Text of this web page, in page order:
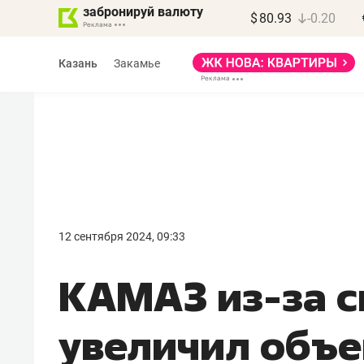
забронируй валюту $ 80.93 -0.20
Казань Закамье
12 сентября 2024, 09:33
КАМАЗ из-за
увеличил
правил, бизнес может
потерять минимум